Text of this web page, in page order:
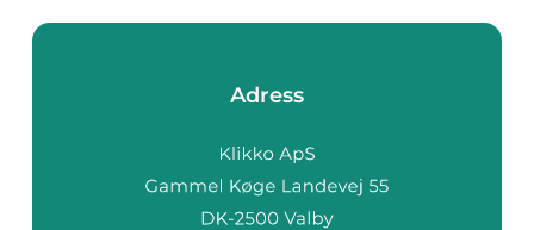
Adress